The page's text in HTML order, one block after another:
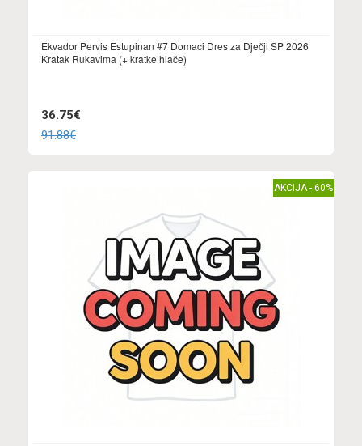
Ekvador Pervis Estupinan #7 Domaci Dres za Dječji SP 2026
Kratak Rukavima (+ kratke hlače)
36.75€
91.88€
AKCIJA - 60%